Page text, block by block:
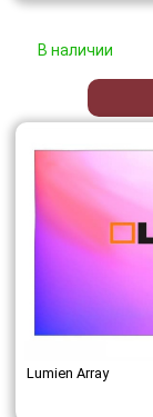
В наличии
Lumien Array